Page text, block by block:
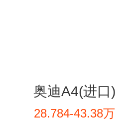
奥迪A4(进口)
28.784-43.38万